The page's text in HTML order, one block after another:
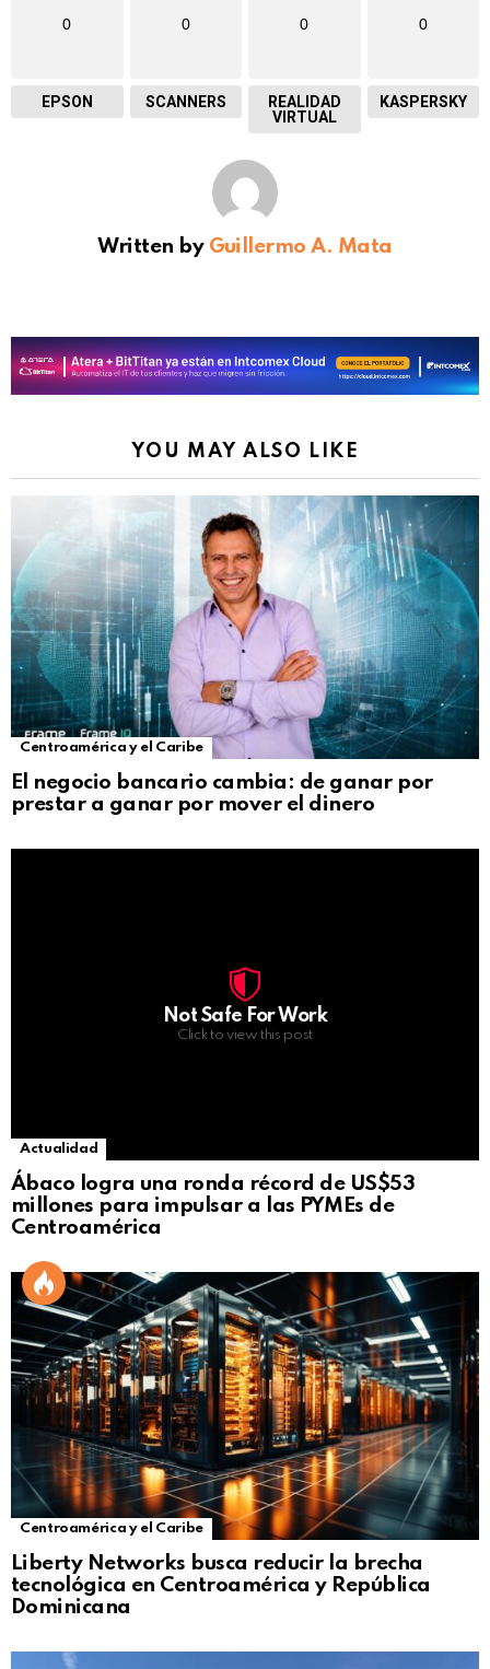
0
EPSON
0
SCANNERS
0
REALIDAD
VIRTUAL
0
KASPERSKY
Written by Guillermo A. Mata
YOU MAY ALSO LIKE
Centroamérica y el Caribe
El negocio bancario cambia: de ganar por
prestar a ganar por mover el dinero
Not Safe For Work
Click to view this post
Actualidad
Ábaco logra una ronda récord de US$53
millones para impulsar a las PYMEs de
Centroamérica
Centroamérica y el Caribe
Liberty Networks busca reducir la brecha
tecnológica en Centroamérica y República
Dominicana